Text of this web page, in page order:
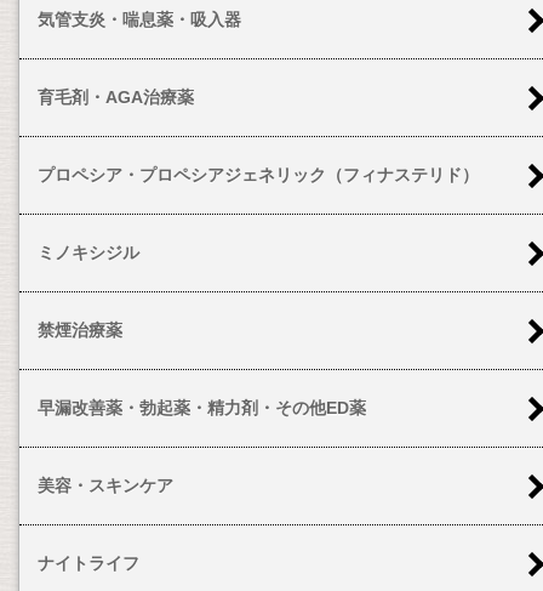
気管支炎・喘息薬・吸入器
育毛剤・AGA治療薬
プロペシア・プロペシアジェネリック（フィナステリド）
ミノキシジル
禁煙治療薬
早漏改善薬・勃起薬・精力剤・その他ED薬
美容・スキンケア
ナイトライフ